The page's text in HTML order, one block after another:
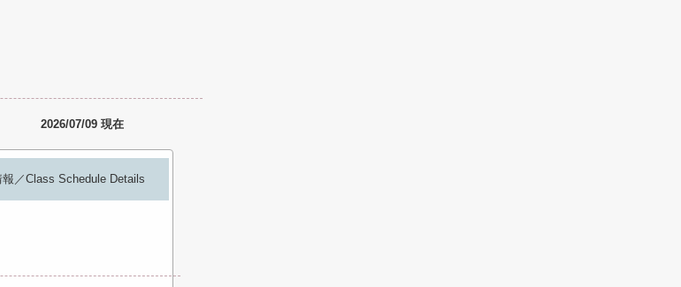
2026/07/09 現在
／Class Schedule Details